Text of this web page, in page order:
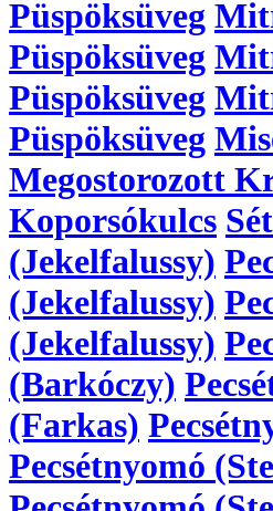
Püspöksüveg
Püspöksüveg
Püspöksüveg
Püspöksüveg
Megostorozott
Koporsókulcs
(Jekelfalussy)
(Jekelfalussy)
(Jekelfalussy)
(Barkóczy)
(Farkas)
Pecsétnyomó